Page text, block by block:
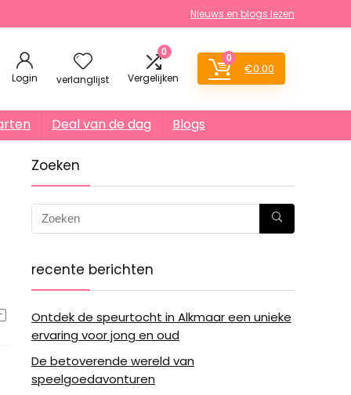
Nieuws en blogs lezen
Login verlanglijst
0
Vergelijken
0
€0.00
Deal van de dag Blogs
Zoeken
recente berichten
Ontdek de speurtocht in Alkmaar een unieke
ervaring voor jong en oud
De betoverende wereld van
speelgoedavonturen